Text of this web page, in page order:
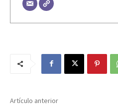
Artículo anterior